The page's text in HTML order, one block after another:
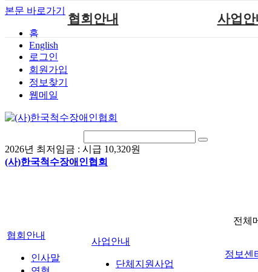
본문 바로가기
홈
English
로그인
회원가입
정보찾기
웹메일
2026년 최저임금 : 시급 10,320원
(사)한국척수장애인협회
협회안내
척수장애란?
찾아오시는길
사업안
국제 교류/개발
전체
협회안내
인사말
사업안내
단체지원사업
정보센